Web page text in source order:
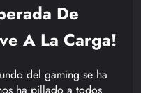
De
A La Carga!
del gaming se ha
ha pillado a todos